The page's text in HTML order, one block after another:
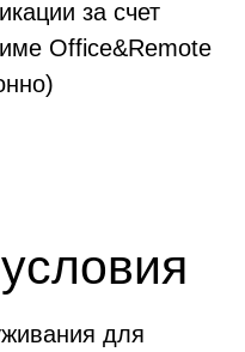
за счет
Office&Remote
для